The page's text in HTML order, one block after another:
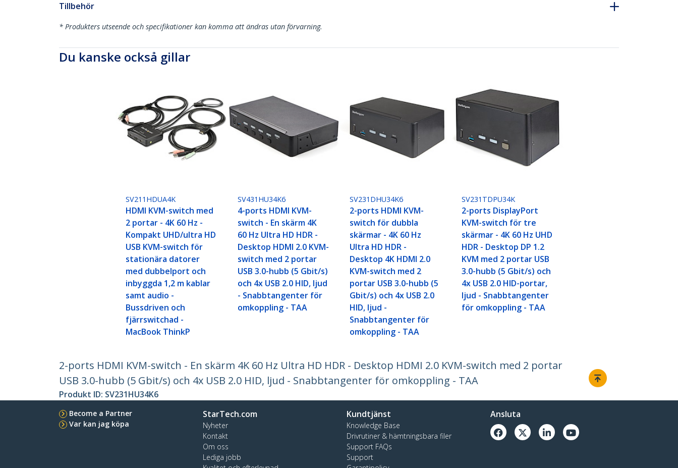
Tillbehör
* Produkters utseende och specifikationer kan komma att ändras utan förvarning.
Du kanske också gillar
SV211HDUA4K
HDMI KVM-switch med
2 portar - 4K 60 Hz -
Kompakt UHD/ultra HD
USB KVM-switch för
stationära datorer
med dubbelport och
inbyggda 1,2 m kablar
samt audio -
Bussdriven och
fjärrswitchad -
MacBook ThinkP
SV431HU34K6
4-ports HDMI KVM-
switch - En skärm 4K
60 Hz Ultra HD HDR -
Desktop HDMI 2.0 KVM-
switch med 2 portar
USB 3.0-hubb (5 Gbit/s)
och 4x USB 2.0 HID, ljud
- Snabbtangenter för
omkoppling - TAA
SV231DHU34K6
2-ports HDMI KVM-
switch för dubbla
skärmar - 4K 60 Hz
Ultra HD HDR -
Desktop 4K HDMI 2.0
KVM-switch med 2
portar USB 3.0-hubb (5
Gbit/s) och 4x USB 2.0
HID, ljud -
Snabbtangenter för
omkoppling - TAA
SV231TDPU34K
2-ports DisplayPort
KVM-switch för tre
skärmar - 4K 60 Hz UHD
HDR - Desktop DP 1.2
KVM med 2 portar USB
3.0-hubb (5 Gbit/s) och
4x USB 2.0 HID-portar,
ljud - Snabbtangenter
för omkoppling - TAA
2-ports HDMI KVM-switch - En skärm 4K 60 Hz Ultra HD HDR - Desktop HDMI 2.0 KVM-switch med 2 portar
USB 3.0-hubb (5 Gbit/s) och 4x USB 2.0 HID, ljud - Snabbtangenter för omkoppling - TAA
Produkt ID: SV231HU34K6
Become a Partner
Var kan jag köpa
StarTech.com
Nyheter
Kontakt
Om oss
Lediga jobb
Kundtjänst
Knowledge Base
Drivrutiner & hämtningsbara filer
Support FAQs
Support
Ansluta